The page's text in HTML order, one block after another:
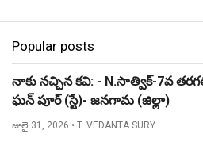
Popular posts
నాకు నచ్చిన కవి: - N.సాత్విక్-7వ
ఘన్ పూర్ (స్టే)- జనగామ (జిల్లా)
జులై 31, 2026 • T. VEDANTA SURY